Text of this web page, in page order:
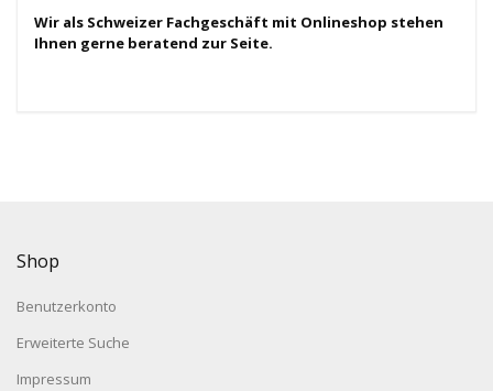
Wir als Schweizer Fachgeschäft mit Onlineshop stehen
Ihnen gerne beratend zur Seite.
Shop
Benutzerkonto
Erweiterte Suche
Impressum